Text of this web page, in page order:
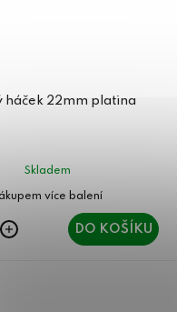
háček 22mm platina
Skladem
DO KOŠÍKU